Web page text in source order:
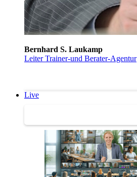
Bernhard S. Laukamp
Leiter Trainer-und Berater-Agentur
Live